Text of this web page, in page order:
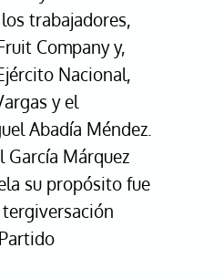
trabajadores,
Company y,
Nacional,
y el
Abadía Méndez.
García Márquez
su propósito fue